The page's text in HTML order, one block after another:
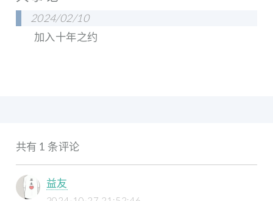
2024/02/10
加入十年之约
共有 1 条评论
益友